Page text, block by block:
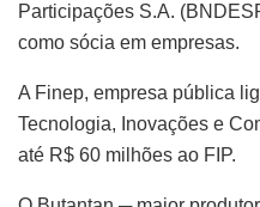
Participações S.A.
como sócia em empresas.
A Finep, empresa pública
Tecnologia, Inovações e
até R$ 60 milhões ao FIP.